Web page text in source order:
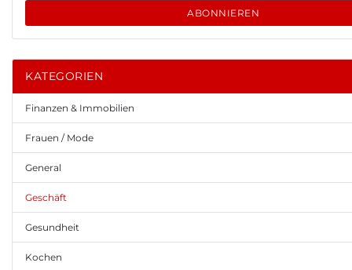
ABONNIEREN
KATEGORIEN
Finanzen & Immobilien
Frauen / Mode
General
Geschäft
Gesundheit
Kochen